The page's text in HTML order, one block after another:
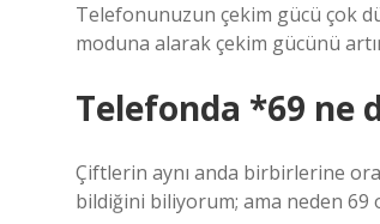
Telefonunuzun çekim gücü çok
moduna alarak çekim gücünü
Telefonda *69 ne
Çiftlerin aynı anda birbirlerine
bildiğini biliyorum; ama neden 69